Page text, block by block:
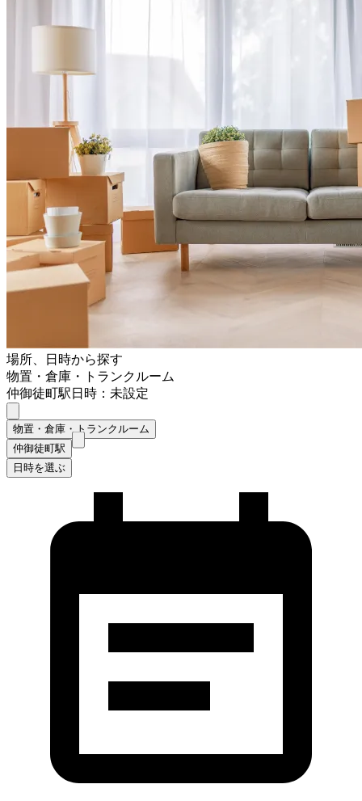
場所、日時から探す
物置・倉庫・トランクルーム
仲御徒町駅日時：未設定
物置・倉庫・トランクルーム
仲御徒町駅
日時を選ぶ